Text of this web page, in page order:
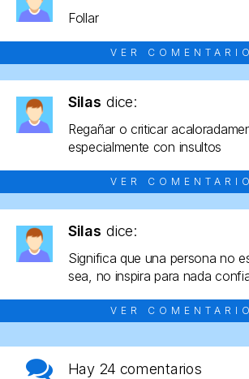
Follar
VER COMENTARIO
Silas dice:
Regañar o criticar
especialmente con insultos
VER COMENTARIO
Silas dice:
Significa que una persona no
sea, no inspira para nada
VER COMENTARIO
Hay 24 comentarios